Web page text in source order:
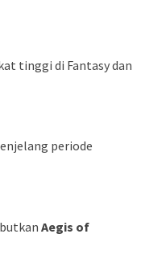
tinggi di Fantasy dan
periode
Aegis of